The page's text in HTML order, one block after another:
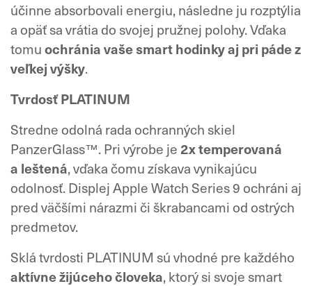
účinne absorbovali energiu, následne ju rozptýlia
a opäť sa vrátia do svojej pružnej polohy. Vďaka
tomuochránia vaše smart hodinky aj pri páde z
veľkej výšky.
Tvrdosť PLATINUM
Stredne odolná rada ochranných skiel
PanzerGlass™. Pri výrobe je 2x temperovaná
a leštená, vďaka čomu získava vynikajúcu
odolnosť. Displej Apple Watch Series 9 ochráni aj
pred väčšími nárazmi či škrabancami od ostrých
predmetov.
Sklá tvrdosti PLATINUM sú vhodné pre každého
aktívne žijúceho človeka, ktorý si svoje smart